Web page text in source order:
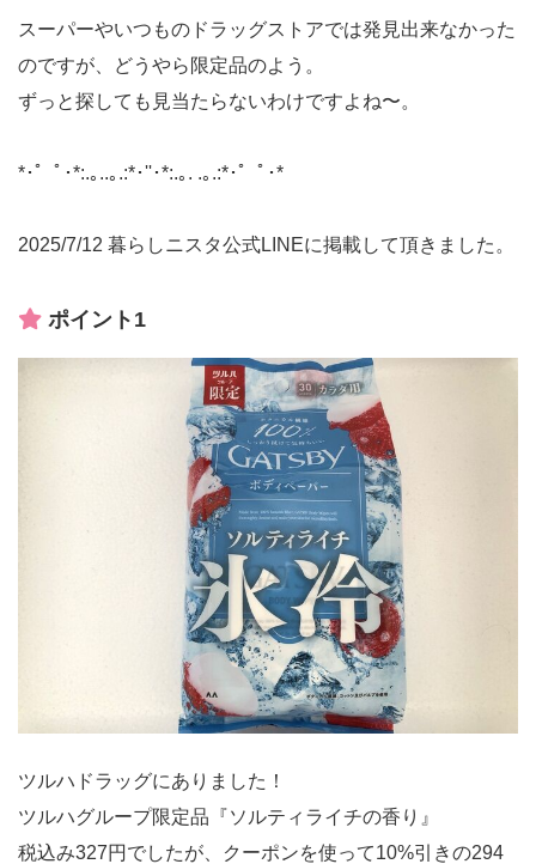
スーパーやいつものドラッグストアでは発見出来なかった
のですが、どうやら限定品のよう。
ずっと探しても見当たらないわけですよね〜。
*･゜ﾟ･*:.｡..｡.:*･''･*:.｡. .｡.:*･゜ﾟ･*
2025/7/12 暮らしニスタ公式LINEに掲載して頂きました。
ポイント1
ツルハドラッグにありました！
ツルハグループ限定品『ソルティライチの香り』
税込み327円でしたが、クーポンを使って10%引きの294